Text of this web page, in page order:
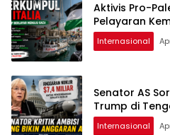
Aktivis Pro-
Pelayaran
Internasional
Senator AS
Trump di
Internasional